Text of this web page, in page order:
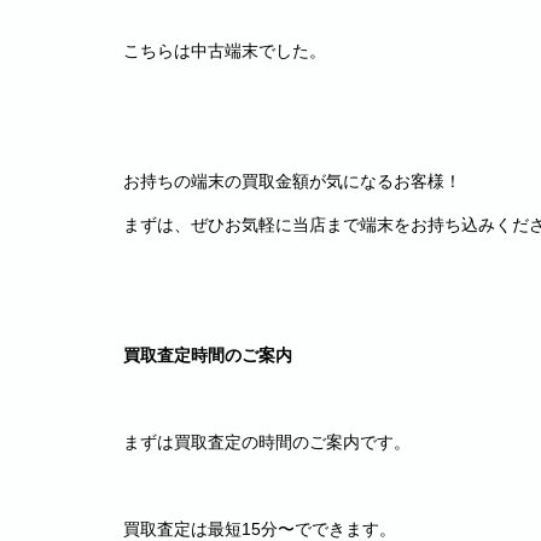
こちらは中古端末でした。
お持ちの端末の買取金額が気になるお客様！
まずは、ぜひお気軽に当店まで端末をお持ち込みくだ
買取査定時間のご案内
まずは買取査定の時間のご案内です。
買取査定は最短15分〜でできます。